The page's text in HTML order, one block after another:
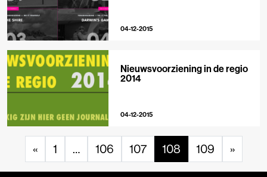
04-12-2015
Nieuwsvoorziening in de regio
2014
04-12-2015
« 1 … 106 107 108 109 »